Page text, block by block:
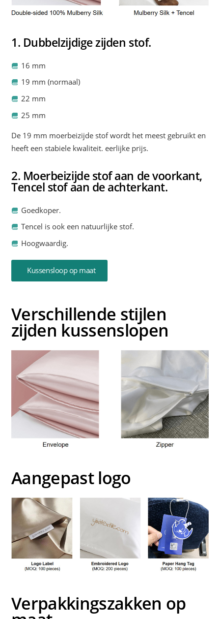
1. Dubbelzijdige zijden stof.
16 mm
19 mm (normaal)
22 mm
25 mm
De 19 mm moerbeizijde stof wordt het meest gebruikt en
heeft een stabiele kwaliteit. eerlijke prijs.
2. Moerbeizijde stof aan de voorkant,
Tencel stof aan de achterkant.
Goedkoper.
Tencel is ook een natuurlijke stof.
Hoogwaardig.
Kussensloop op maat
Verschillende stijlen
zijden kussenslopen
Aangepast logo
Verpakkingszakken op